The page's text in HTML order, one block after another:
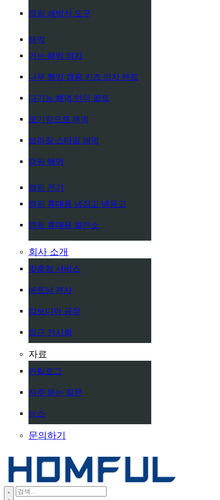
캠핑 쇄빙선 도구
해먹
거는 해먹 의자
나무 행잉 캠핑 키즈 의자 텐트
다기능 해먹 언더 퀼트
모기장으로 해먹
브라질 스타일 해먹
캠핑 해먹
캠핑 전기
캠핑 휴대용 냉장고 냉동고
캠핑 휴대용 발전소
회사 소개
맞춤형 서비스
베트남 본사
캄보디아 공장
최근 전시회
자료
카탈로그
자주 묻는 질문
뉴스
문의하기